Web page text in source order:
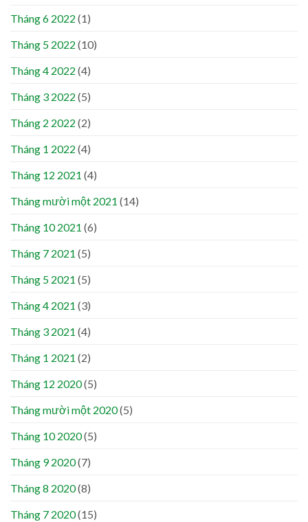
Tháng 6 2022 (1)
Tháng 5 2022 (10)
Tháng 4 2022 (4)
Tháng 3 2022 (5)
Tháng 2 2022 (2)
Tháng 1 2022 (4)
Tháng 12 2021 (4)
Tháng mười một 2021 (14)
Tháng 10 2021 (6)
Tháng 7 2021 (5)
Tháng 5 2021 (5)
Tháng 4 2021 (3)
Tháng 3 2021 (4)
Tháng 1 2021 (2)
Tháng 12 2020(5)
Tháng mười một 2020(5)
Tháng 10 2020(5)
Tháng 9 2020(7)
Tháng 8 2020(8)
Tháng 7 2020(15)